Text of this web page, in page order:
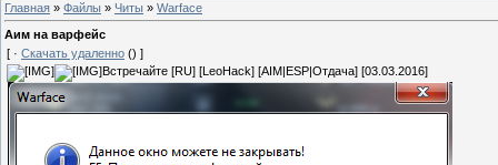
Главная » Файлы » Читы » Warface
Аим на варфейс
[ · Скачать удаленно () ]
Встречайте [RU] [LeoHack] [AIM|ESP|Отдача] [03.03.2016]